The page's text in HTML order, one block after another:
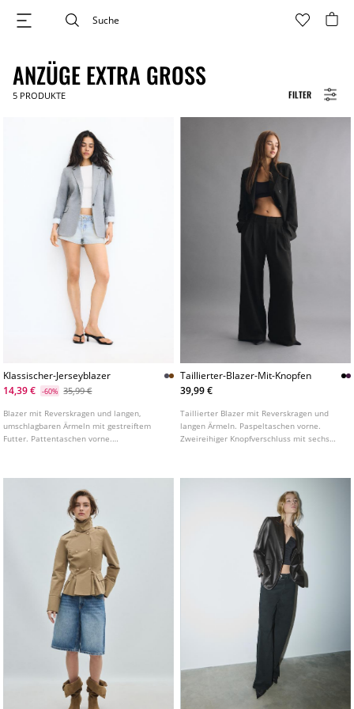
FILTER
ANZÜGE EXTRA GROSS
5 PRODUKTE
Klassischer-Jerseyblazer
14,39 €
-60% 35,99 €
Blazer mit Reverskragen und langen,
umschlagbaren Ärmeln mit gestreiftem
Futter. Pattentaschen vorne.
Taillierter-Blazer-Mit-Knopfen
39,99 €
Taillierter Blazer mit Reverskragen und
langen Ärmeln. Paspeltaschen vorne.
Zweireihiger Knopfverschluss mit sechs